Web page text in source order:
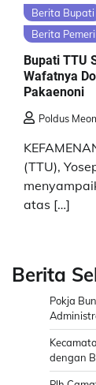
Berita Bupati
Berita
Bupati TTU
Wafatnya
Pakaenoni
Poldus
(TTU),
atas […]
Berita
Pokja
dengan